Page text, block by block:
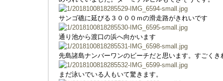
サンゴ礁に延びる３０００ｍの滑走路がきれいです
通り池から渡口の浜へ向かいます
先島諸島ナンバーワンのビーチだと思います。すごくき
まだ泳いでいる人もいて驚きます。